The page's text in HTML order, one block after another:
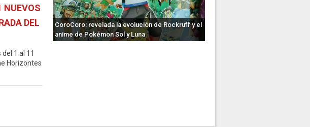
NUEVOS
DEL
1 al 11
Horizontes
CoroCoro: revelada la evolución de Rockruff y el
anime de Pokémon Sol y Luna